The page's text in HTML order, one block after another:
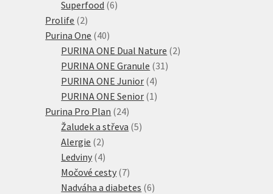
Superfood 66
Prolife 22
produkty
Purina One 4040
produktů
PURINA ONE Dual Nature 22
PURINA ONE Granule 31 31
PURINA ONE Junior 44
produkty
PURINA ONE Senior 1 1
Purina Pro Plan 2424
produktů
Žaludek a střeva 55
Alergie 22
produkty
Ledviny 44
produkty
Močové cesty 77
produktů
Nadváha a diabetes 66